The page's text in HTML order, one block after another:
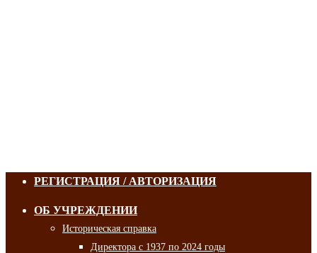
РЕГИСТРАЦИЯ / АВТОРИЗАЦИЯ
ОБ УЧРЕЖДЕНИИ
Историческая справка
Директора с 1937 по 2024 годы